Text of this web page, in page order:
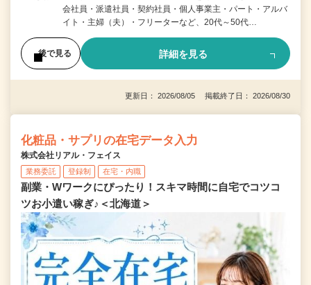
会社員・派遣社員・契約社員・個人事業主・パート・アルバ
イト・主婦（夫）・フリーターなど、20代～50代…
後で見る 詳細を見る
更新日： 2026/08/05 掲載終了日： 2026/08/30
化粧品・サプリの在宅データ入力
株式会社リアル・フェイス
業務委託 登録制 在宅・内職
副業・Wワークにぴったり！スキマ時間に自宅でコツコ
ツお小遣い稼ぎ♪＜北海道＞